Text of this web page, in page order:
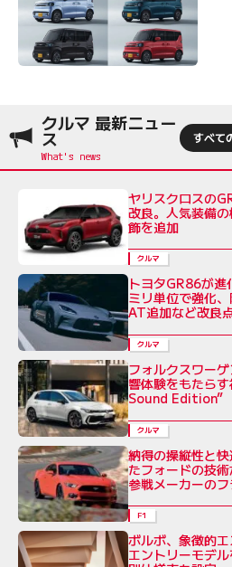
クルマ 最新ニュー
ス すべて
ヤリスクロスの
改良。人気装備
飾を追加
クルマ
トヨタGR86が進
ミリ単位で強化
AT追加など改良
クルマ
フォルクスワー
響体験をもたら
Sound Edition”
クルマ
納得の操縦性と
たフォードの技
参戦メーカーのフ
F1
ボルボ、象徴的
エントリーモデ